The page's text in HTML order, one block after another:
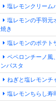
塩レモンクリーム
塩レモンの手羽元
焼き
塩レモンのポテト
ペペロンチーノ風
ンパスタ
ねぎと塩レモンチ
塩レモンちらし寿